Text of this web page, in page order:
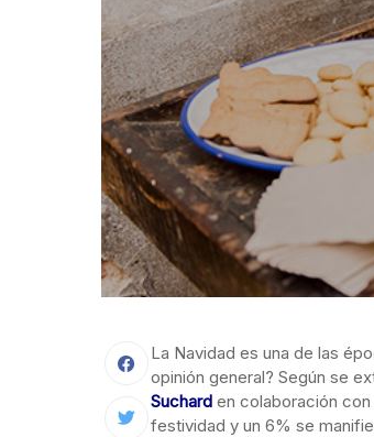
La Navidad es una de las
opinión general? Según se
Suchard en colaboración
festividad y un 6% se